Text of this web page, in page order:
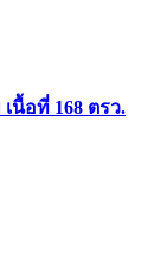
นื้อที่ 168 ตรว.